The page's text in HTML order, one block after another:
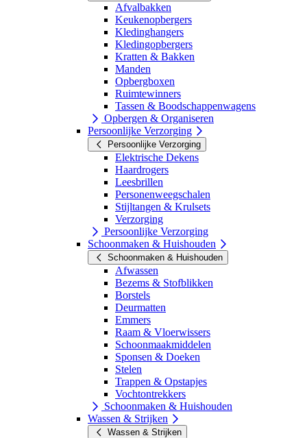
Afvalbakken
Keukenopbergers
Kledinghangers
Kledingopbergers
Kratten & Bakken
Manden
Opbergboxen
Ruimtewinners
Tassen & Boodschappenwagens
Opbergen & Organiseren
Persoonlijke Verzorging
Persoonlijke Verzorging
Elektrische Dekens
Haardrogers
Leesbrillen
Personenweegschalen
Stijltangen & Krulsets
Verzorging
Persoonlijke Verzorging
Schoonmaken & Huishouden
Schoonmaken & Huishouden
Afwassen
Bezems & Stofblikken
Borstels
Deurmatten
Emmers
Raam & Vloerwissers
Schoonmaakmiddelen
Sponsen & Doeken
Stelen
Trappen & Opstapjes
Vochtontrekkers
Schoonmaken & Huishouden
Wassen & Strijken
Wassen & Strijken